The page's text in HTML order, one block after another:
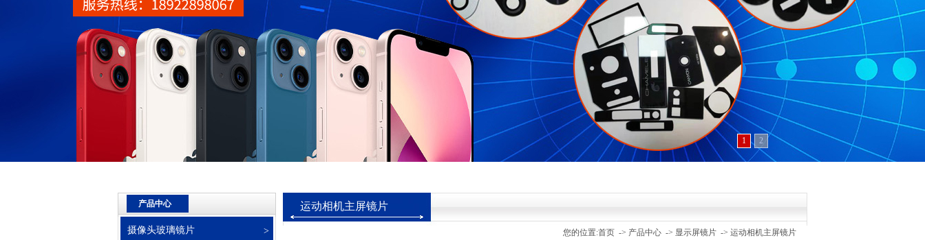
1 2
产品中心
摄像头玻璃镜片
运动相机主屏镜片
您的位置:首页 -> 产品中心 -> 显示屏镜片 -> 运动相机主屏镜片